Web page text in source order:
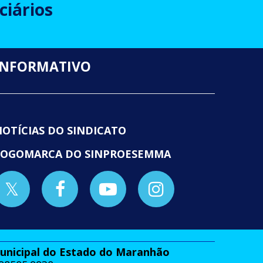
DO SINDICATO
DO SINPROESEMMA
do Estado do Maranhão